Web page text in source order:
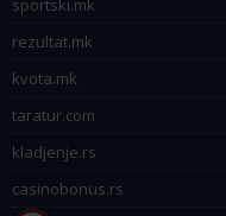
rezultat.mk
kvota.mk
taratur.com
kladjenje.rs
casinobonus.rs